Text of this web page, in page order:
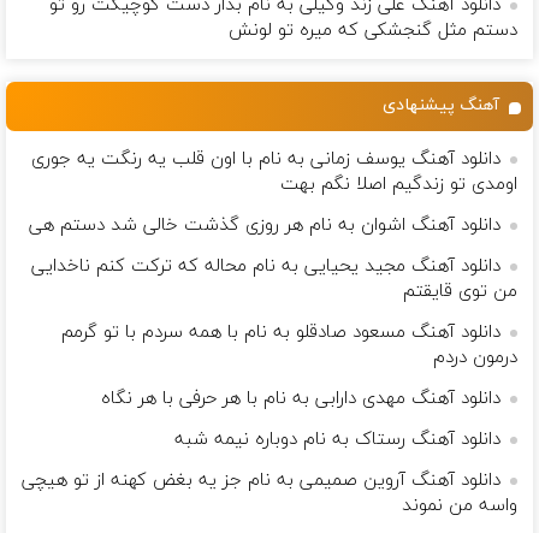
دانلود آهنگ علی زند وکیلی به نام بذار دست كوچیكت رو تو
دستم مثل گنجشكی كه میره تو لونش
آهنگ پیشنهادی
دانلود آهنگ یوسف زمانی به نام با اون قلب یه رنگت یه جوری
اومدی تو زندگیم اصلا نگم بهت
دانلود آهنگ اشوان به نام هر روزی گذشت خالی شد دستم هی
دانلود آهنگ مجید یحیایی به نام محاله که ترکت کنم ناخدایی
من توی قایقتم
دانلود آهنگ مسعود صادقلو به نام با همه سردم با تو گرمم
درمون دردم
دانلود آهنگ مهدی دارابی به نام با هر حرفی با هر نگاه
دانلود آهنگ رستاک به نام دوباره نیمه شبه
دانلود آهنگ آروین صمیمی به نام جز یه بغض کهنه از تو هیچی
واسه من نموند